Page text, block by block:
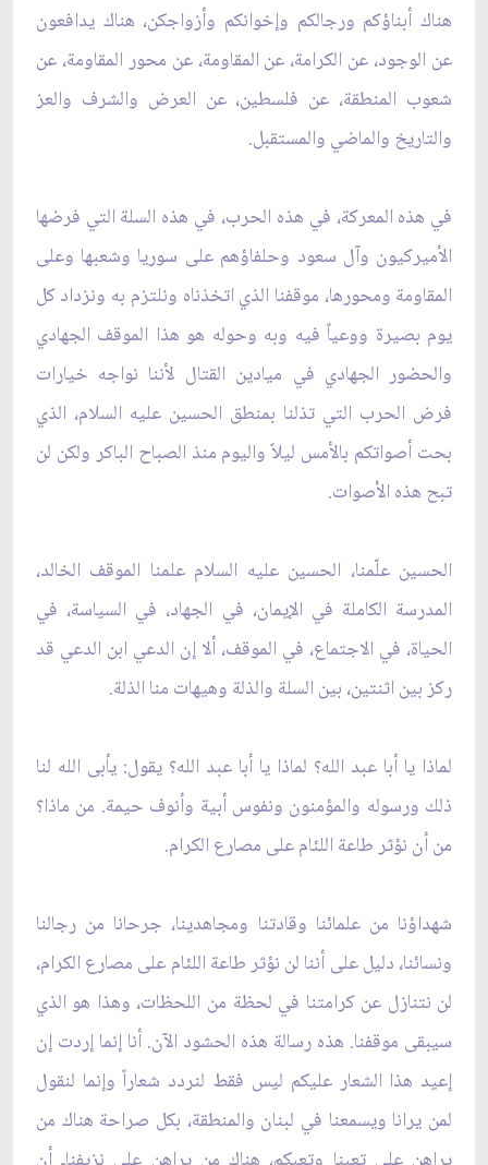
هناك أبناؤكم ورجالكم وإخوانكم وأزواجكن، هناك يدافعون
عن الوجود، عن الكرامة، عن المقاومة، عن محور المقاومة، عن
شعوب المنطقة، عن فلسطين، عن العرض والشرف والعز
والتاريخ والماضي والمستقبل.
في هذه المعركة، في هذه الحرب، في هذه السلة التي فرضها
الأميركيون وآل سعود وحلفاؤهم على سوريا وشعبها وعلى
المقاومة ومحورها، موقفنا الذي اتخذناه ونلتزم به ونزداد كل
يوم بصيرة ووعياً فيه وبه وحوله هو هذا الموقف الجهادي
والحضور الجهادي في ميادين القتال لأننا نواجه خيارات
فرض الحرب التي تذلنا بمنطق الحسين عليه السلام، الذي
بحت أصواتكم بالأمس ليلاً واليوم منذ الصباح الباكر ولكن لن
تبح هذه الأصوات.
الحسين علّمنا، الحسين عليه السلام علمنا الموقف الخالد،
المدرسة الكاملة في الإيمان، في الجهاد، في السياسة، في
الحياة، في الاجتماع، في الموقف، ألا إن الدعي ابن الدعي قد
ركز بين اثنتين، بين السلة والذلة وهيهات منا الذلة.
لماذا يا أبا عبد الله؟ لماذا يا أبا عبد الله؟ يقول: يأبى الله لنا
ذلك ورسوله والمؤمنون ونفوس أبية وأنوف حيمة. من ماذا؟
من أن نؤثر طاعة اللئام على مصارع الكرام.
شهداؤنا من علمائنا وقادتنا ومجاهدينا، جرحانا من رجالنا
ونسائنا، دليل على أننا لن نؤثر طاعة اللئام على مصارع الكرام،
لن نتنازل عن كرامتنا في لحظة من اللحظات، وهذا هو الذي
سيبقى موقفنا. هذه رسالة هذه الحشود الآن. أنا إنما إردت إن
إعيد هذا الشعار عليكم ليس فقط لنردد شعاراً وإنما لنقول
لمن يرانا ويسمعنا في لبنان والمنطقة، بكل صراحة هناك من